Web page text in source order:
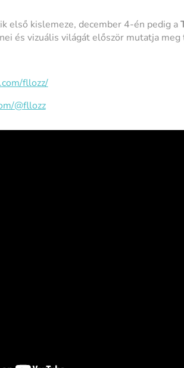
első kislemeze, december 4-én pedig a
és vizuális világát először mutatja
fllozz/
@fllozz